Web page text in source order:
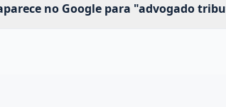
no Google para "advogado